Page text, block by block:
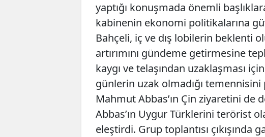
yaptığı konuşmada önemli
kabinenin ekonomi politikalarına
Bahçeli, iç ve dış lobilerin beklenti
artırımını gündeme getirmesine
kaygı ve telaşından uzaklaşması
günlerin uzak olmadığı temennisini
Mahmut Abbas’ın Çin ziyaretini de
Abbas’ın Uygur Türklerini terörist
eleştirdi. Grup toplantısı çıkışında